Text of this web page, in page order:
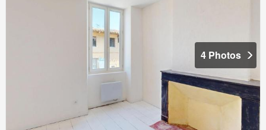
4 Photos